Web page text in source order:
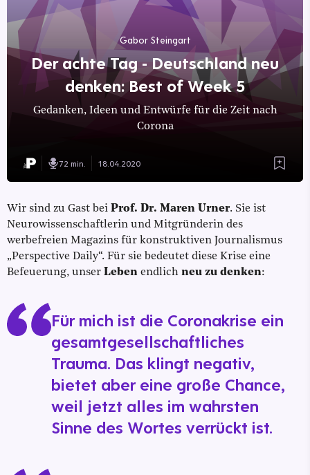
Gabor Steingart
Der achte Tag - Deutschland neu
denken: Best of Week 5
Gedanken, Ideen und Entwürfe für die Zeit nach
Corona
72 min. 18.04.2020
Wir sind zu Gast bei Prof. Dr. Maren Urner. Sie ist
Neurowissenschaftlerin und Mitgründerin des
werbefreien Magazins für konstruktiven Journalismus
„Perspective Daily“. Für sie bedeutet diese Krise eine
Befeuerung, unser Leben endlich neu zu denken:
Für mich ist die Coronakrise ein
gesamtgesellschaftliches
Trauma. Das klingt negativ,
bietet aber eine große Chance,
weil jetzt alles im wahrsten
Sinne des Wortes verrückt ist.